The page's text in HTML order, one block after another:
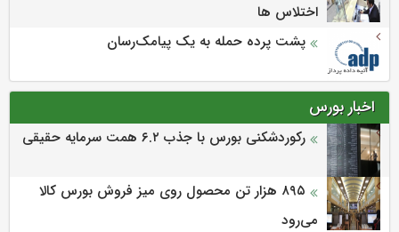
اختلاس ها
پشت پرده حمله به یک پیامک‌رسان
اخبار بورس
رکوردشکنی بورس با جذب ۶.۲ همت سرمایه حقیقی
۸۹۵ هزار تن محصول روی میز فروش بورس کالا
می‌‌رود